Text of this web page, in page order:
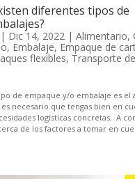
diferentes tipos de
| Dic 14, 2022 | Alimentario,
, Embalaje, Empaque de
flexibles, Transporte de
de empaque y/o embalaje es el
necesario que tengas bien en
logísticas concretas. A
de los factores a tomar en